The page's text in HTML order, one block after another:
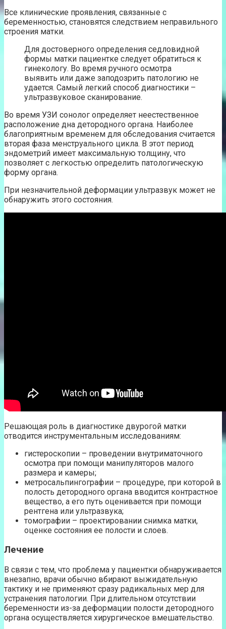
Все клинические проявления, связанные с
беременностью, становятся следствием неправильного
строения матки.
Для достоверного определения седловидной
формы матки пациентке следует обратиться к
гинекологу. Во время ручного осмотра
выявить или даже заподозрить патологию не
удается. Самый легкий способ диагностики –
ультразвуковое сканирование.
Во время УЗИ сонолог определяет неестественное
расположение дна детородного органа. Наиболее
благоприятным временем для обследования считается
вторая фаза менструального цикла. В этот период
эндометрий имеет максимальную толщину, что
позволяет с легкостью определить патологическую
форму органа.
При незначительной деформации ультразвук может не
обнаружить этого состояния.
Решающая роль в диагностике двурогой матки
отводится инструментальным исследованиям:
гистероскопии – проведении внутриматочного
осмотра при помощи манипуляторов малого
размера и камеры;
метросальпингографии – процедуре, при которой в
полость детородного органа вводится контрастное
вещество, а его путь оценивается при помощи
рентгена или ультразвука;
томографии – проектировании снимка матки,
оценке состояния ее полости и слоев.
Лечение
В связи с тем, что проблема у пациентки обнаруживается
внезапно, врачи обычно вбирают выжидательную
тактику и не применяют сразу радикальных мер для
устранения патологии. При длительном отсутствии
беременности из-за деформации полости детородного
органа осуществляется хирургическое вмешательство.